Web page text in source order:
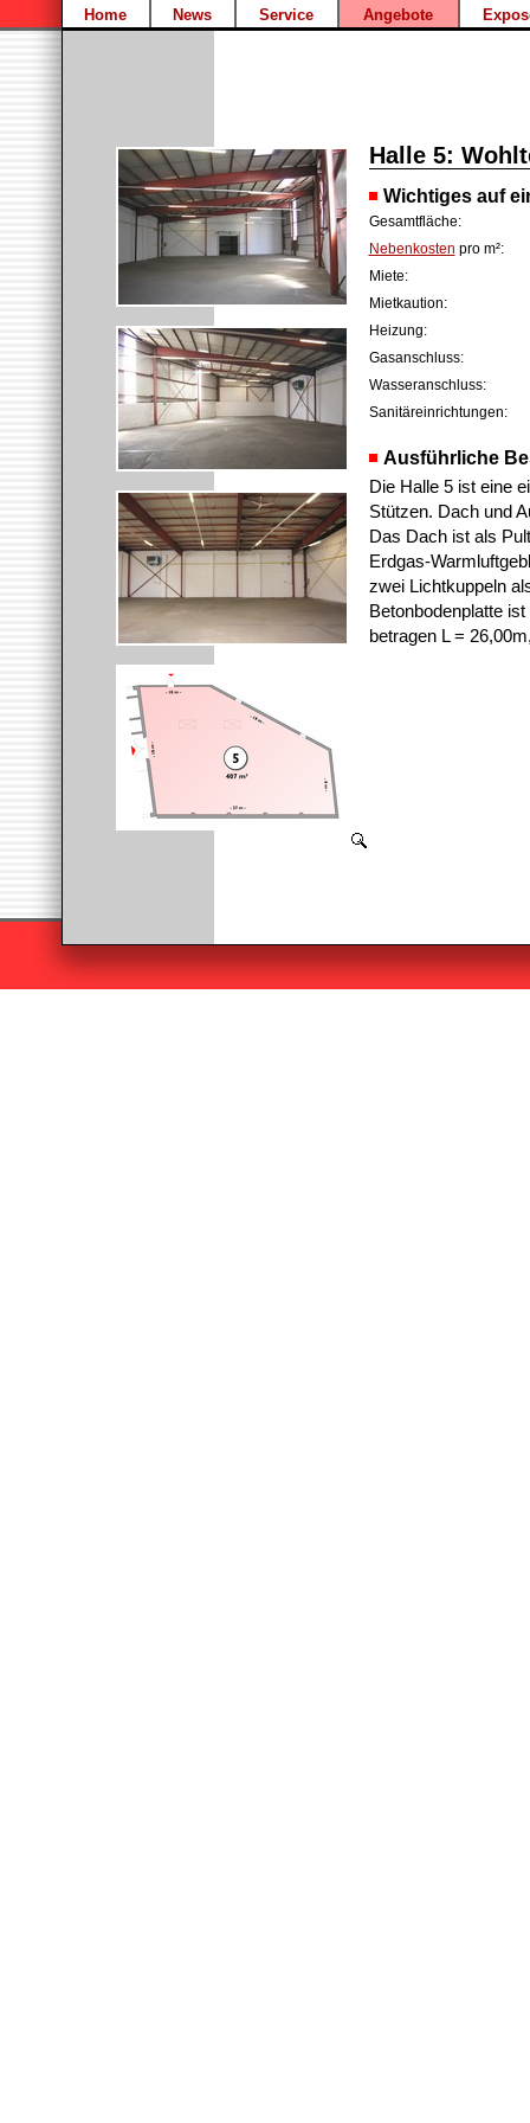
Home News Service Angebote
Halle 5:
Wichtiges auf
Gesamtfläche:
Nebenkosten pro m²:
Miete:
Mietkaution:
Heizung:
Gasanschluss:
Wasseranschluss:
Sanitäreinrichtungen:
Ausführliche
Die Halle 5 ist eine
Stützen. Dach und
Das Dach ist als
Erdgas-
zwei Lichtkuppeln
Betonbodenplatte
betragen L =